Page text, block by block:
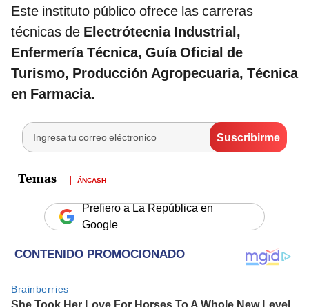
Este instituto público ofrece las carreras
técnicas de Electrótecnia Industrial,
Enfermería Técnica, Guía Oficial de
Turismo, Producción Agropecuaria, Técnica
en Farmacia.
ÁNCASH
Prefiero a La República en
Google